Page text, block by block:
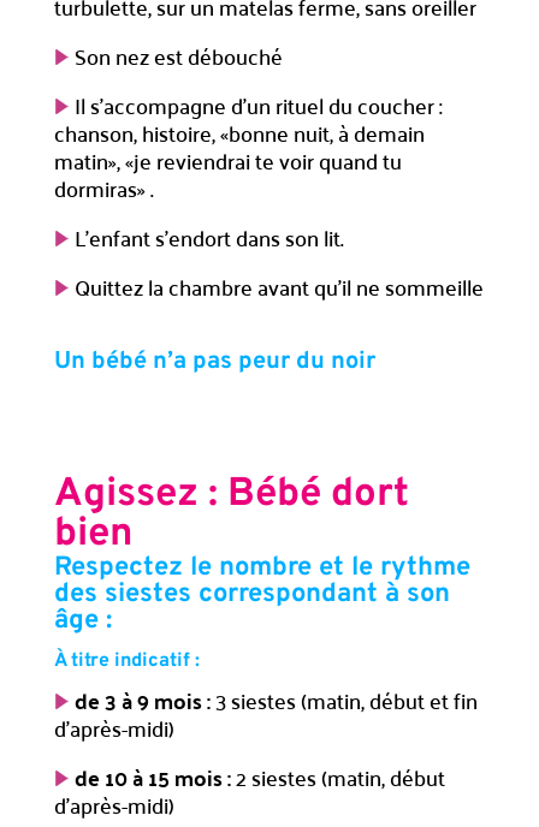
Son nez est débouché
Il s’accompagne d’un rituel du coucher :
chanson, histoire, «bonne nuit, à demain
matin», «je reviendrai te voir quand tu
dormiras» .
L’enfant s’endort dans son lit.
Quittez la chambre avant qu’il ne sommeille
Un bébé n’a pas peur du noir
Agissez : Bébé dort
bien
Respectez le nombre et le rythme
des siestes correspondant à son
âge :
À titre indicatif :
de 3 à 9 mois :3 siestes (matin, début et fin
d’après-midi)
de 10 à 15 mois :2 siestes (matin, début
d’après-midi)